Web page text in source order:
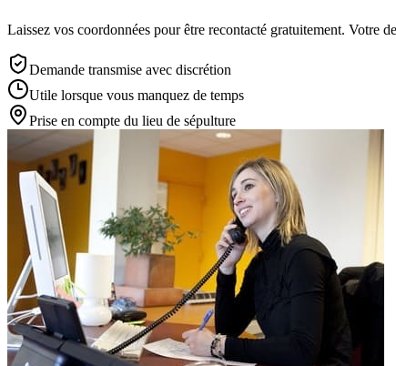
Laissez vos coordonnées pour être recontacté gratuitement. Votre
Demande transmise avec discrétion
Utile lorsque vous manquez de temps
Prise en compte du lieu de sépulture